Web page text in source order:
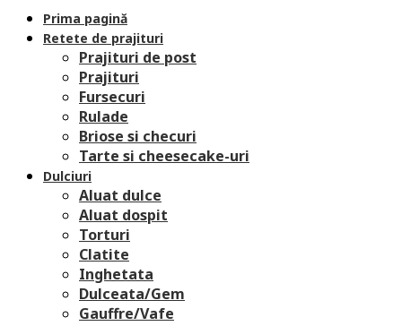
Prima pagină
Retete de prajituri
Prajituri de post
Prajituri
Fursecuri
Rulade
Briose si checuri
Tarte si cheesecake-uri
Dulciuri
Aluat dulce
Aluat dospit
Torturi
Clatite
Inghetata
Dulceata/Gem
Gauffre/Vafe